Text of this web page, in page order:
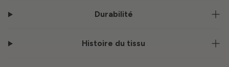
Durabilité
Histoire du tissu